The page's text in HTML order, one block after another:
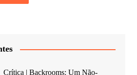
Crítica | Backrooms: Um Não-